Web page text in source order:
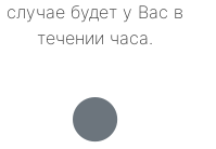
случае будет у Вас в
течении часа.